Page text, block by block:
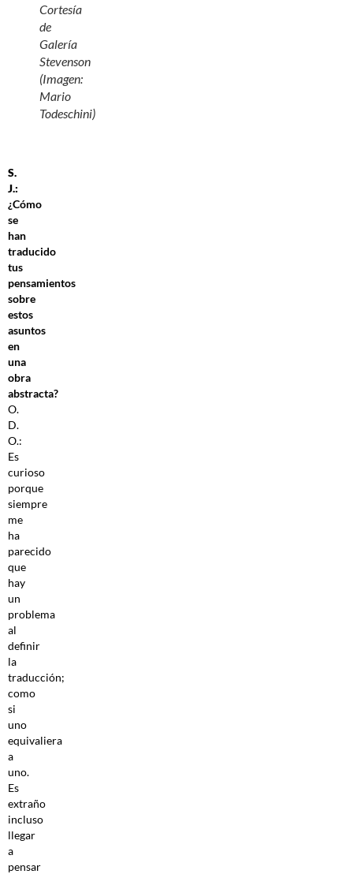
Cortesía
de
Galería
Stevenson
(Imagen:
Mario
Todeschini)
S.
J.:
¿Cómo
se
han
traducido
tus
pensamientos
sobre
estos
asuntos
en
una
obra
abstracta?
O.
D.
O.:
Es
curioso
porque
siempre
me
ha
parecido
que
hay
un
problema
al
definir
la
traducción;
como
si
uno
equivaliera
a
uno.
Es
extraño
incluso
llegar
a
pensar